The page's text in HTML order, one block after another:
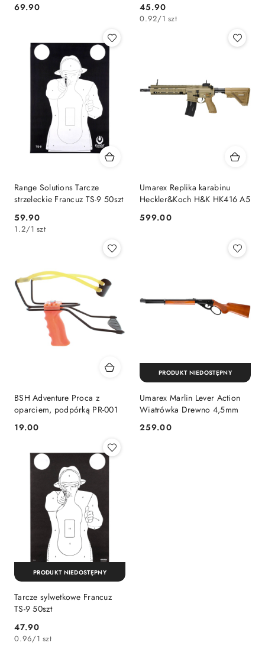
Cena:
69.90 Cena:
45.90
0.92/1 szt
Range Solutions Tarcze
strzeleckie Francuz TS-9 50szt
Cena:
59.90
1.2/1 szt
Umarex Replika karabinu
Heckler&Koch H&K HK416 A5
Cena:
599.00
BSH Adventure Proca z
oparciem, podpórką PR-001
Cena:
19.00
Umarex Marlin Lever Action
Wiatrówka Drewno 4,5mm
Cena:
259.00
PRODUKT NIEDOSTĘPNY
Tarcze sylwetkowe Francuz
TS-9 50szt
Cena:
47.90
0.96/1 szt
PRODUKT NIEDOSTĘPNY